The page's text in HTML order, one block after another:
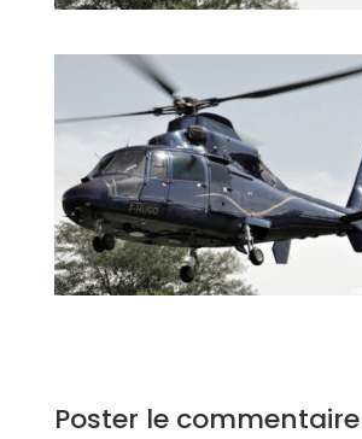
Poster le commentaire